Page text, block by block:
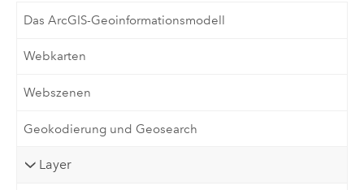
Das ArcGIS-Geoinformationsmodell
Webkarten
Webszenen
Geokodierung und Geosearch
Layer